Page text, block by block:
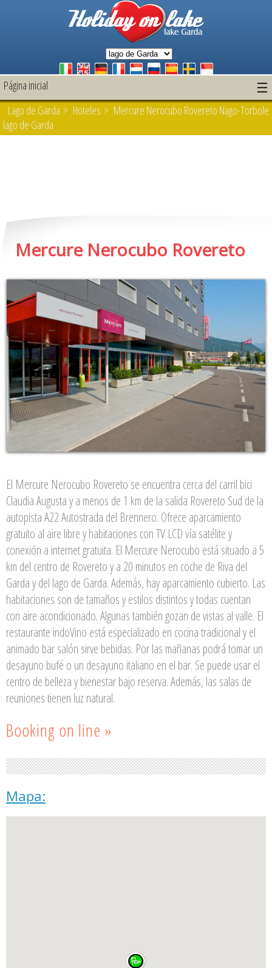
Página inicial ☰
Lago de Garda > Hoteles > Mercure Nerocubo Rovereto Nago-Torbole
lago de Garda
Mercure Nerocubo Rovereto
El Mercure Nerocubo Rovereto se encuentra cerca del carril bici
Claudia Augusta y a menos de 1 km de la salida Rovereto Sud de la
autopista A22 Autostrada del Brennero. Ofrece aparcamiento
gratuito al aire libre y habitaciones con TV LCD vía satélite y
conexión a internet gratuita. El Mercure Nerocubo está situado a 5
km del centro de Rovereto y a 20 minutos en coche de Riva del
Garda y del lago de Garda. Además, hay aparcamiento cubierto. Las
habitaciones son de tamaños y estilos distintos y todas cuentan
con aire acondicionado. Algunas también gozan de vistas al valle. El
restaurante indoVino está especializado en cocina tradicional y el
animado bar salón sirve bebidas. Por las mañanas podrá tomar un
desayuno bufé o un desayuno italiano en el bar. Se puede usar el
centro de belleza y bienestar bajo reserva. Además, las salas de
reuniones tienen luz natural.
Booking on line »
Mapa: